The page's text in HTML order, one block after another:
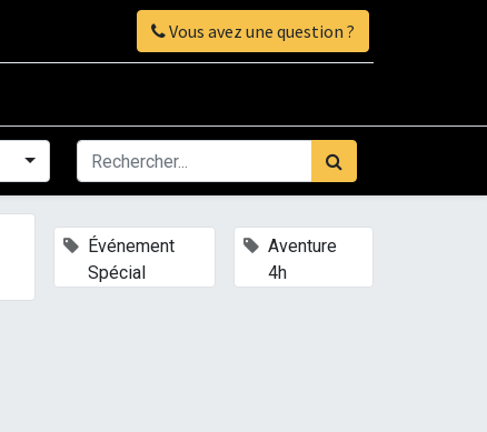
Vous avez une question ?
Événement
Spécial
Aventure
4h